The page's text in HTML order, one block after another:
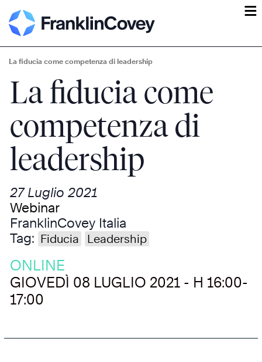
ĕ
La fiducia come competenza di leadership
La fiducia come
competenza di
leadership
27 Luglio 2021
Webinar
FranklinCovey Italia
Tag: Fiducia Leadership
ONLINE
GIOVEDÌ 08 LUGLIO 2021 - H 16:00-
17:00